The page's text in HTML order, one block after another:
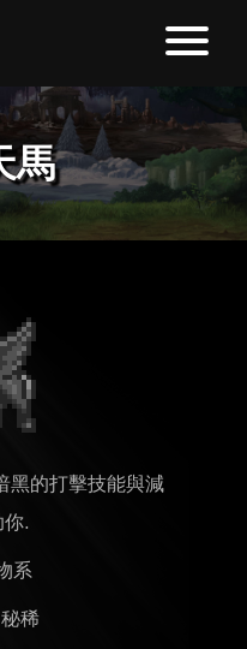
馬
黑的打擊技能與減
你.
系
秘稀